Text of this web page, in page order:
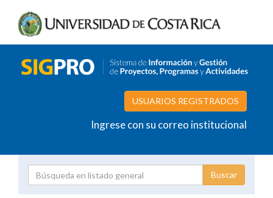
USUARIOS REGISTRADOS
Ingrese con su correo institucional